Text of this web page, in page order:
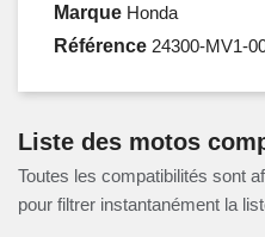
Marque Honda
Référence 24300-MV1-
Liste des motos
Toutes les compatibilités sont
pour filtrer instantanément la